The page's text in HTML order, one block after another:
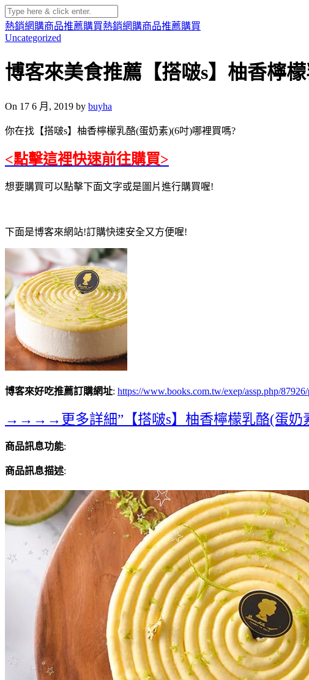
熱銷網購商品推薦購買熱銷網購商品推薦購買
Uncategorized
博客來美食推薦【搭啵s】柚香檸
On 17 6 月, 2019 by buyha
你在找【搭啵s】柚香檸檬乳酪(蛋奶素)(6吋)哪裡買嗎?
<點擊這裡快速前往購買>
想要購買可以點擊下面文字或是圖片進行購買喔!
下面是博客來網站!訂購快速安全又方便喔!
博客來好吃推薦訂購網址: https://www.books.com.tw/exep/assp.php/
→→→→更多詳細”【搭啵s】柚香檸檬乳酪(蛋奶
商品訊息功能:
商品訊息描述: